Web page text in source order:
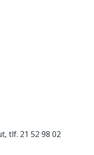
tlf. 21 52 98 02